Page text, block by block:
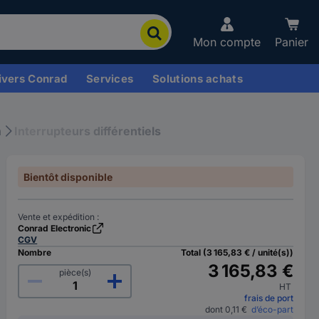
Mon compte Panier
Conrad Services Solutions achats
Interrupteurs différentiels
Bientôt disponible
Vente et expédition :
Conrad Electronic
CGV
Nombre
pièce(s)
Total (3 165,83 € / unité(s))
3 165,83 €
HT
frais de port
dont 0,11 € d’éco-part